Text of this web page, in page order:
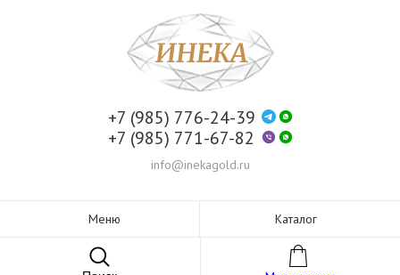
+7 (985) 776-24-39
+7 (985) 771-67-82
info@inekagold.ru
Меню Каталог